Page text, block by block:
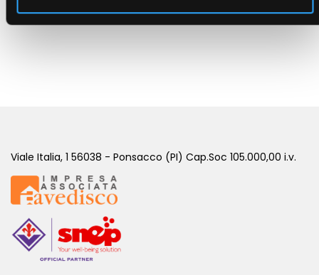
Viale Italia, 1 56038 - Ponsacco (PI) Cap.Soc 105.000,00 i.v.